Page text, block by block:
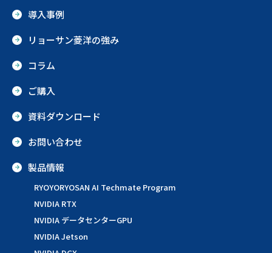
導入事例
リョーサン菱洋の強み
コラム
ご購入
資料ダウンロード
お問い合わせ
製品情報
RYOYORYOSAN AI Techmate Program
NVIDIA RTX
NVIDIA データセンターGPU
NVIDIA Jetson